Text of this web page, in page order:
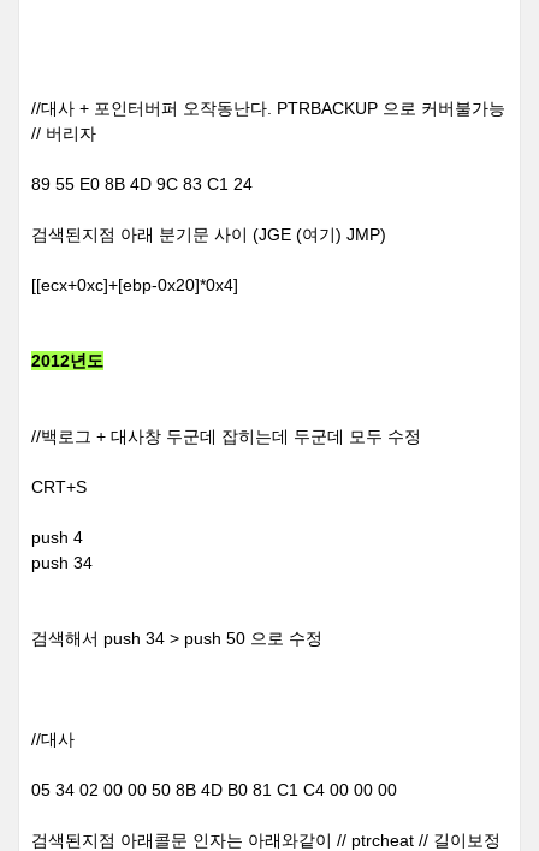
//대사 + 포인터버퍼 오작동난다. PTRBACKUP 으로 커버불가능
// 버리자
89 55 E0 8B 4D 9C 83 C1 24
검색된지점 아래 분기문 사이 (JGE (여기) JMP)
[[ecx+0xc]+[ebp-0x20]*0x4]
2012년도
//백로그 + 대사창 두군데 잡히는데 두군데 모두 수정
CRT+S
push 4
push 34
검색해서 push 34 > push 50 으로 수정
//대사
05 34 02 00 00 50 8B 4D B0 81 C1 C4 00 00 00
검색된지점 아래콜문 인자는 아래와같이 // ptrcheat // 길이보정